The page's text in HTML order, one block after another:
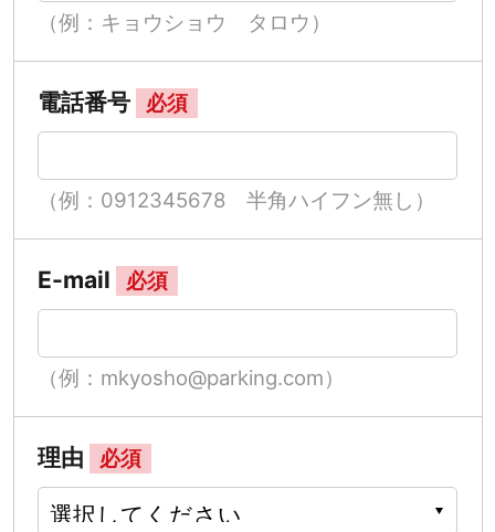
（例：キョウショウ タロウ）
電話番号 必須
（例：0912345678 半角ハイフン無し）
E-mail 必須
（例：mkyosho@parking.com）
理由 必須